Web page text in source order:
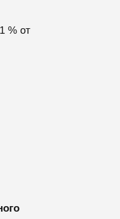
% от